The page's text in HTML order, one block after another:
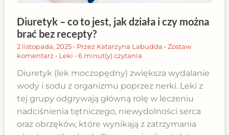
Diuretyk – co to jest, jak działa i czy można
brać bez recepty?
2 listopada, 2025 • Przez Katarzyna Labudda • Zostaw
komentarz • Leki • 6 minut(y) czytania
Diuretyk (lek moczopędny) zwiększa wydalanie
wody i sodu z organizmu poprzez nerki. Leki z
tej grupy odgrywają główną rolę w leczeniu
nadciśnienia tętniczego, niewydolności serca
oraz obrzęków, które wynikają z zatrzymania